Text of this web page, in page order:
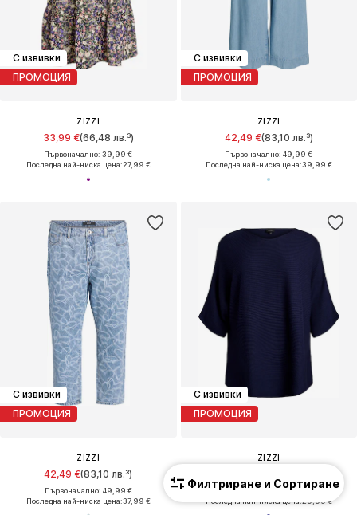
С извивки
ПРОМОЦИЯ
ZIZZI
33,99 €(66,48 лв.³)
Първоначално: 39,99 €
Последна най-ниска цена:27,99 €
С извивки
ПРОМОЦИЯ
ZIZZI
42,49 €(83,10 лв.³)
Първоначално: 49,99 €
Последна най-ниска цена:39,99 €
С извивки
ПРОМОЦИЯ
ZIZZI
42,49 €(83,10 лв.³)
Първоначално: 49,99 €
Последна най-ниска цена:37,99 €
С извивки
ПРОМОЦИЯ
ZIZZI
Първоначално: 49,99 €
Последна най-ниска цена:29,99 €
Филтриране и Сортиране